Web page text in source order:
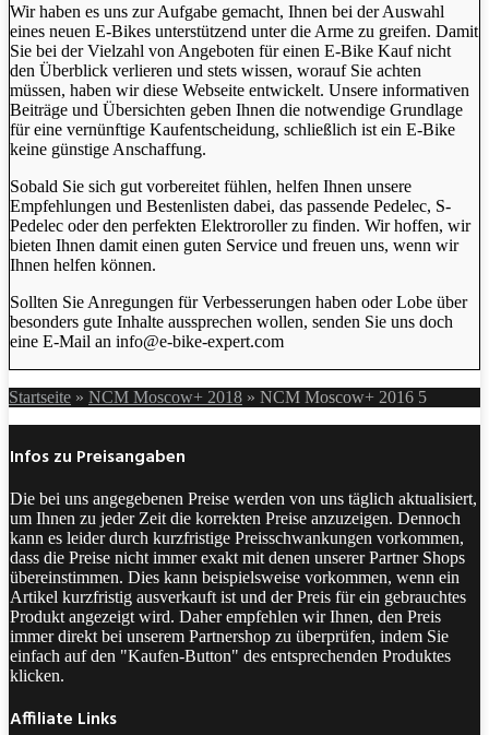
Wir haben es uns zur Aufgabe gemacht, Ihnen bei der Auswahl
eines neuen E-Bikes unterstützend unter die Arme zu greifen. Damit
Sie bei der Vielzahl von Angeboten für einen E-Bike Kauf nicht
den Überblick verlieren und stets wissen, worauf Sie achten
müssen, haben wir diese Webseite entwickelt. Unsere informativen
Beiträge und Übersichten geben Ihnen die notwendige Grundlage
für eine vernünftige Kaufentscheidung, schließlich ist ein E-Bike
keine günstige Anschaffung.
Sobald Sie sich gut vorbereitet fühlen, helfen Ihnen unsere
Empfehlungen und Bestenlisten dabei, das passende Pedelec, S-
Pedelec oder den perfekten Elektroroller zu finden. Wir hoffen, wir
bieten Ihnen damit einen guten Service und freuen uns, wenn wir
Ihnen helfen können.
Sollten Sie Anregungen für Verbesserungen haben oder Lobe über
besonders gute Inhalte aussprechen wollen, senden Sie uns doch
eine E-Mail an info@e-bike-expert.com
Startseite » NCM Moscow+ 2018 » NCM Moscow+ 2016 5
Infos zu Preisangaben
Die bei uns angegebenen Preise werden von uns täglich aktualisiert,
um Ihnen zu jeder Zeit die korrekten Preise anzuzeigen. Dennoch
kann es leider durch kurzfristige Preisschwankungen vorkommen,
dass die Preise nicht immer exakt mit denen unserer Partner Shops
übereinstimmen. Dies kann beispielsweise vorkommen, wenn ein
Artikel kurzfristig ausverkauft ist und der Preis für ein gebrauchtes
Produkt angezeigt wird. Daher empfehlen wir Ihnen, den Preis
immer direkt bei unserem Partnershop zu überprüfen, indem Sie
einfach auf den "Kaufen-Button" des entsprechenden Produktes
klicken.
Affiliate Links